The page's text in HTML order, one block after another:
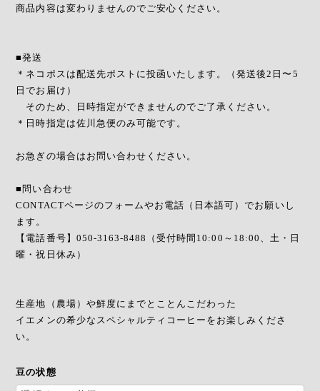
商品内容は変わりませんのでご安心ください。
■発送
＊ネコポスは配送先ポストに投函いたします。（発送後2日〜5
日でお届け）
そのため、日時指定ができませんのでご了承ください。
＊日時指定は佐川急便のみ可能です。
お急ぎの場合はお問い合わせください。
■問い合わせ
CONTACTページのフォームやお電話（日本語可）でお願いし
ます。
【電話番号】050-3163-8488（受付時間10:00～18:00、土・日
曜・祝日休み）
生産地（農場）や鮮度にまでとことんこだわった
イエメンの希少なスペシャルティコーヒーをお楽しみくださ
い。
豆の状態